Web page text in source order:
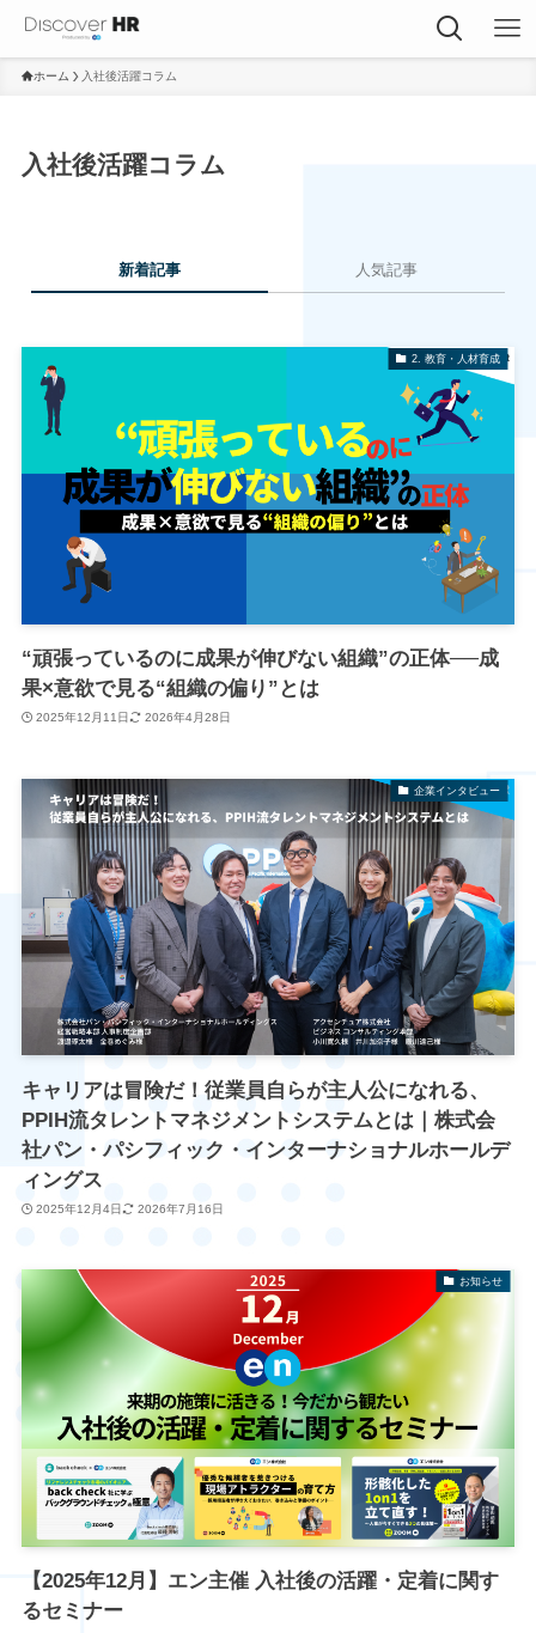
ホーム 入社後活躍コラム
入社後活躍コラム
新着記事 人気記事
2. 教育・人材育成
“頑張っているのに成果が伸びない組織”の正体──成
果×意欲で見る“組織の偏り”とは
2025年12月11日 2026年4月28日
企業インタビュー
キャリアは冒険だ！従業員自らが主人公になれる、
PPIH流タレントマネジメントシステムとは｜株式会
社パン・パシフィック・インターナショナルホールデ
ィングス
2025年12月4日 2026年7月16日
お知らせ
【2025年12月】エン主催 入社後の活躍・定着に関す
るセミナー